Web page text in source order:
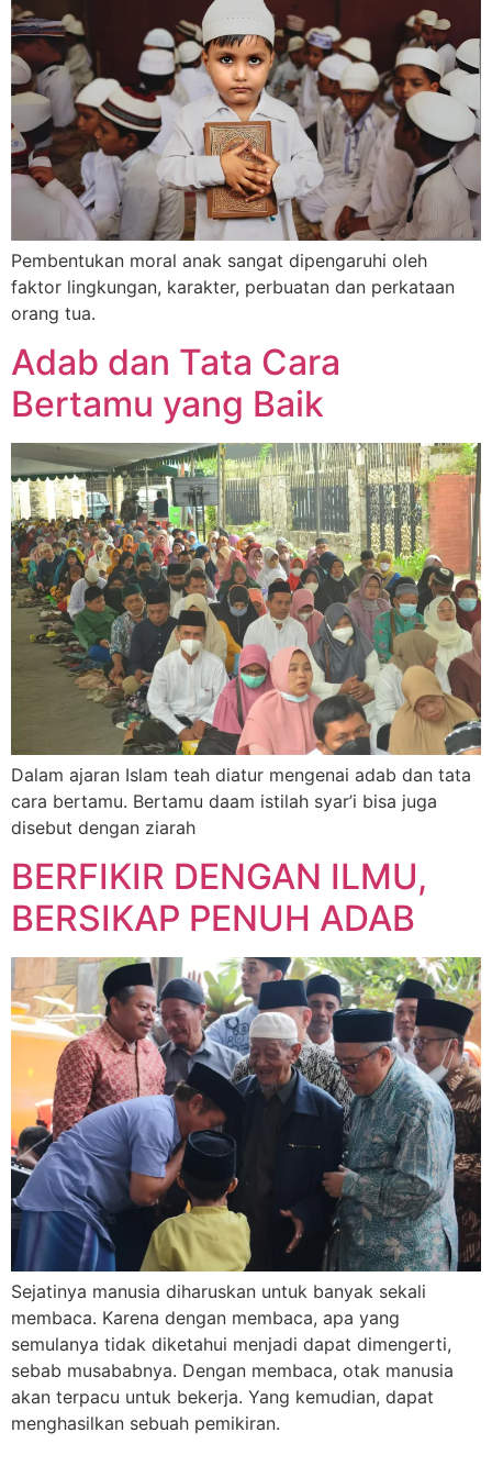
Pembentukan moral anak sangat dipengaruhi oleh
faktor lingkungan, karakter, perbuatan dan perkataan
orang tua.
Adab dan Tata Cara
Bertamu yang Baik
Dalam ajaran Islam teah diatur mengenai adab dan tata
cara bertamu. Bertamu daam istilah syar’i bisa juga
disebut dengan ziarah
BERFIKIR DENGAN ILMU,
BERSIKAP PENUH ADAB
Sejatinya manusia diharuskan untuk banyak sekali
membaca. Karena dengan membaca, apa yang
semulanya tidak diketahui menjadi dapat dimengerti,
sebab musababnya. Dengan membaca, otak manusia
akan terpacu untuk bekerja. Yang kemudian, dapat
menghasilkan sebuah pemikiran.